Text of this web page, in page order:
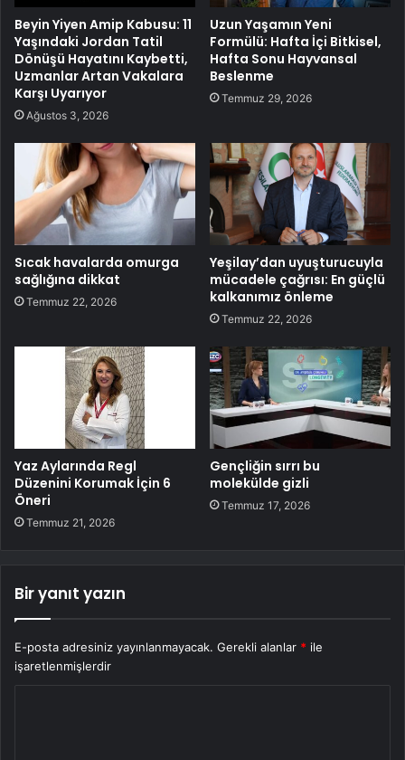
Beyin Yiyen Amip Kabusu: 11
Yaşındaki Jordan Tatil
Dönüşü Hayatını Kaybetti,
Uzmanlar Artan Vakalara
Karşı Uyarıyor
Ağustos 3, 2026
Uzun Yaşamın Yeni
Formülü: Hafta İçi Bitkisel,
Hafta Sonu Hayvansal
Beslenme
Temmuz 29, 2026
Sıcak havalarda omurga
sağlığına dikkat
Temmuz 22, 2026
Yeşilay’dan uyuşturucuyla
mücadele çağrısı: En güçlü
kalkanımız önleme
Temmuz 22, 2026
Yaz Aylarında Regl
Düzenini Korumak İçin 6
Öneri
Temmuz 21, 2026
Gençliğin sırrı bu
molekülde gizli
Temmuz 17, 2026
Bir yanıt yazın
E-posta adresiniz yayınlanmayacak. Gerekli alanlar * ile
işaretlenmişlerdir